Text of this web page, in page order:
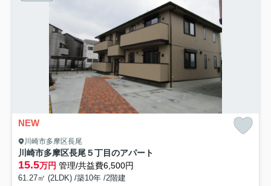
NEW
川崎市多摩区長尾
川崎市多摩区長尾５丁目のアパート
15.5万円 管理/共益費6,500円
61.27㎡ (2LDK) /築10年 /2階建